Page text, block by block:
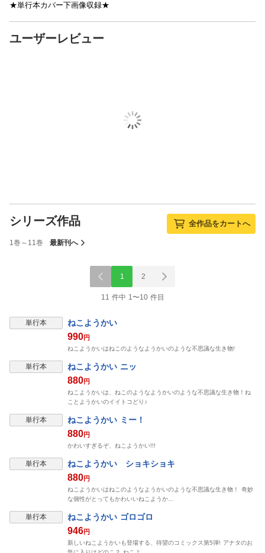
★単行本カバー下画像収録★
ユーザーレビュー
シリーズ作品 全作品をカートへ
1巻～11巻 最新刊へ
1 2
11 件中 1〜10 件目
単行本 ねこようかい
990円
ねこようかいはねこのようなようかいのような不思議な生き物!
単行本 ねこようかい ニッ
880円
ねこようかいは、ねこのようなようかいのような不思議な生き物！ね
ことようかいのイイトコどり♪
単行本 ねこようかい ミー！
880円
かわいすぎるぞ、ねこようかい!!!
単行本 ねこようかい ショキショキ
880円
ねこようかいはねこのようなようかいのような不思議な生き物！ 奇妙
な個性がとってもかわいいねこようか…
単行本 ねこようかい ゴロゴロ
946円
新しいねこようかいも登場する、待望のコミックス第5弾! アナタのお